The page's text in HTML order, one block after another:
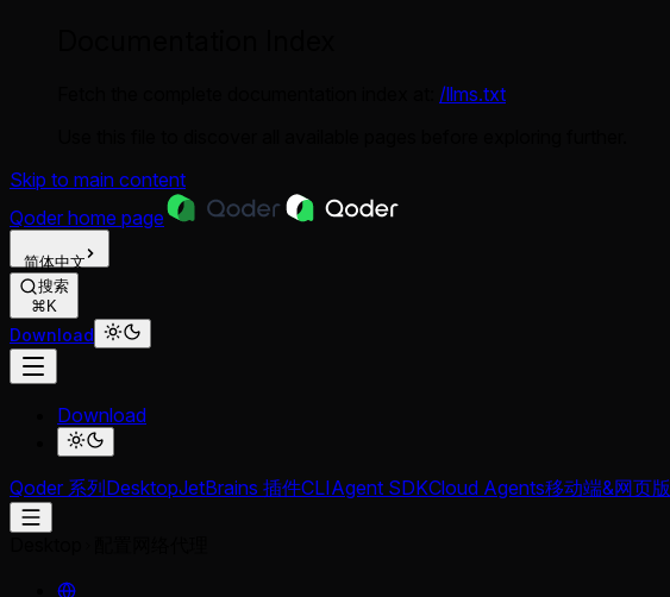
/llms.txt
Skip to main content
Qoder home page
简体中文
搜索
⌘K
Download
Download
Qoder 系列DesktopJetBrains 插件CLIAgent SDKCloud Agents移动端&网页版